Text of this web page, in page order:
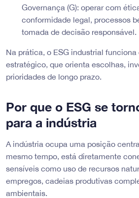
Governança (G): operar com
conformidade legal, processos
tomada de decisão responsável.
Na prática, o ESG industrial
estratégico, que orienta escolhas,
prioridades de longo prazo.
Por que o ESG se
para a indústria
A indústria ocupa uma posição
mesmo tempo, está diretamente
sensíveis como uso de recursos
empregos, cadeias produtivas
ambientais.